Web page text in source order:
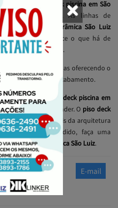
de
piso deck piscina em São
diferenciada. As linhas de
Arquitetura da
Cerâmica São Luiz
São Paulo, oferece o que há de
áreas externas.
nossa linhas oferecendo o
o melhor acabamento.
as linhas do
piso deck piscina em
para melhor atender. O piso deck
de para profissionais da arquitetura
o seu pedido, faça uma
São Pauloda Cerâmica São Luiz.
Facebook E-mail